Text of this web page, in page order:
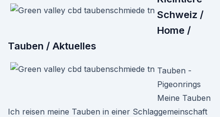
Schweiz /
Home /
Tauben / Aktuelles
Tauben -
Pigeonrings
Meine Tauben
Ich reisen meine Tauben in einer Schlaggemeinschaft